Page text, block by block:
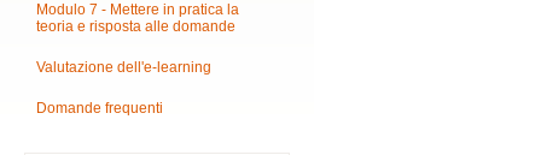
Modulo 7 - Mettere in pratica la
teoria e risposta alle domande
Valutazione dell'e-learning
Domande frequenti